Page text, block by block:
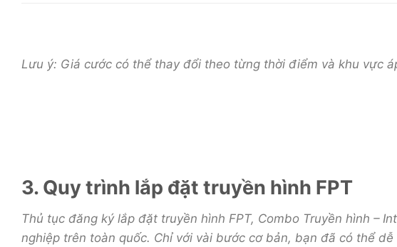
Lưu ý: Giá cước có thể thay đổi theo từng thời điểm và khu vực
3. Quy trình lắp đặt truyền hình FPT
Thủ tục đăng ký lắp đặt truyền hình FPT, Combo Truyền hình –
nghiệp trên toàn quốc. Chỉ với vài bước cơ bản, bạn đã có thể